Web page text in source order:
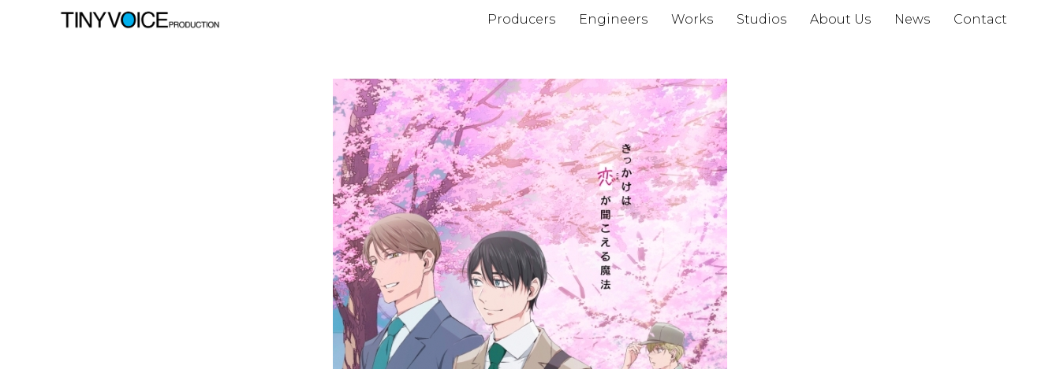
Producers Engineers Works Studios About Us News Contact